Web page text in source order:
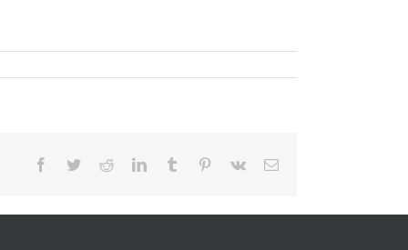
Facebook
TwitterRedditLinkedInTumblr Pinterest
Vk
E-